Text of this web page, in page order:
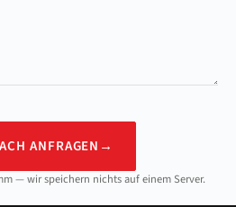
ANFRAGEN →
— wir speichern nichts auf einem Server.